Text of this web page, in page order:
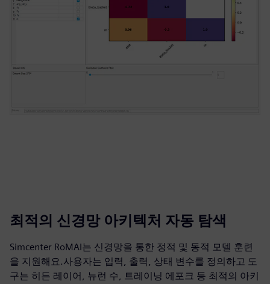
최적의 신경망 아키텍처 자동 탐색
Simcenter RoMAI는 신경망을 통한 정적 및 동적 모델 훈련
을 지원해요.사용자는 입력, 출력, 상태 변수를 정의하고 도
구는 히든 레이어, 뉴런 수, 트레이닝 에포크 등 최적의 아키